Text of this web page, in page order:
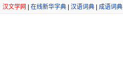
汉文学网 在线新华字典 汉语词典 成语词典